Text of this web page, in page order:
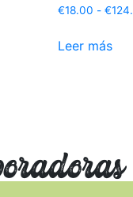
€18.00 - €
Leer más